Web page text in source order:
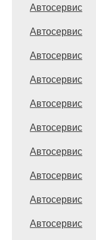
Автосервис
Автосервис
Автосервис
Автосервис
Автосервис
Автосервис
Автосервис
Автосервис
Автосервис
Автосервис